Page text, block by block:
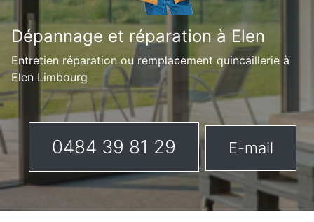
Dépannage et réparation à Elen
Entretien réparation ou remplacement quincaillerie à
Elen Limbourg
0484 39 81 29 E-mail